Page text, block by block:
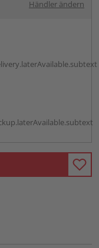
Händler ändern